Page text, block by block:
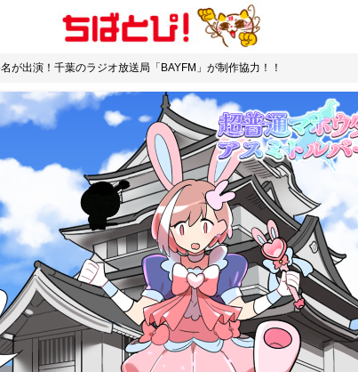
が出演！千葉のラジオ放送局「BAYFM」が制作協力！！